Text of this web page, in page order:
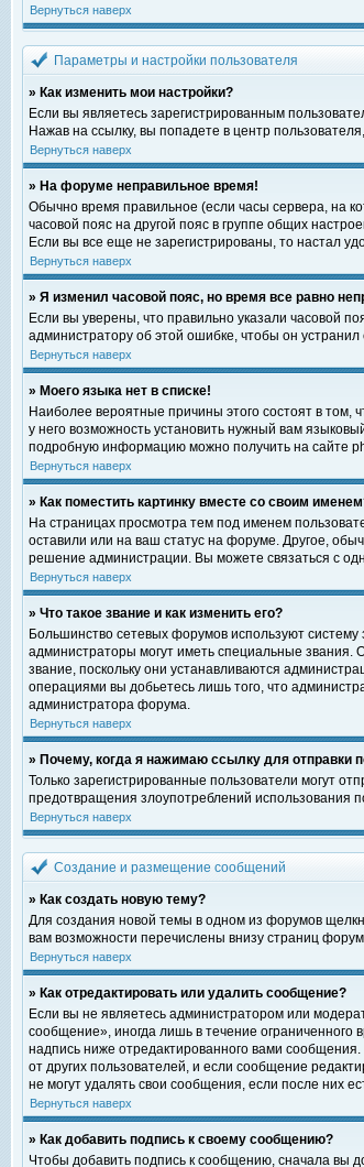
Вернуться наверх
Параметры и настройки пользователя
» Как изменить мои настройки?
Если вы являетесь зарегистрированным
Нажав на ссылку, вы попадете в центр
Вернуться наверх
» На форуме неправильное время!
Обычно время правильное (если часы сервера, на
часовой пояс на другой пояс в группе общих
Если вы все еще не зарегистрированы, то настал
Вернуться наверх
» Я изменил часовой пояс, но время все равно
Если вы уверены, что правильно указали часовой
администратору об этой ошибке, чтобы он устранил
Вернуться наверх
» Моего языка нет в списке!
Наиболее вероятные причины этого состоят в том,
у него возможность установить нужный вам
подробную информацию можно получить на сайте
Вернуться наверх
» Как поместить картинку вместе со своим
На страницах просмотра тем под именем
оставили или на ваш статус на форуме. Другое,
решение администрации. Вы можете связаться с
Вернуться наверх
» Что такое звание и как изменить его?
Большинство сетевых форумов используют
администраторы могут иметь специальные
звание, поскольку они устанавливаются
операциями вы добьетесь лишь того, что
администратора форума.
Вернуться наверх
» Почему, когда я нажимаю ссылку для отправки
Только зарегистрированные пользователи могут
предотвращения злоупотреблений использования
Вернуться наверх
Создание и размещение сообщений
» Как создать новую тему?
Для создания новой темы в одном из форумов
вам возможности перечислены внизу страниц
Вернуться наверх
» Как отредактировать или удалить сообщение?
Если вы не являетесь администратором или
сообщение», иногда лишь в течение
надпись ниже отредактированного вами
от других пользователей, и если сообщение
не могут удалять свои сообщения, если после них
Вернуться наверх
» Как добавить подпись к своему сообщению?
Чтобы добавить подпись к сообщению, сначала вы